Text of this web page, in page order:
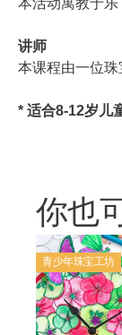
本活动寓教于
讲师
本课程由一位珠
* 适合8-12岁儿
你也
青少年珠宝工坊